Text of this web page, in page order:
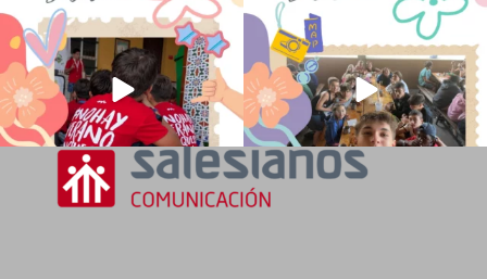
💫 en Luz 4
...
0
...